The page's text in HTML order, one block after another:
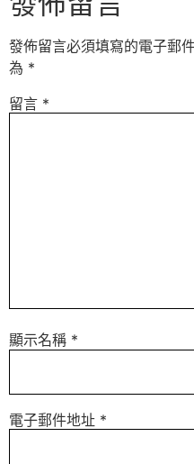
發佈留言必須填寫的電子郵
為 *
留言 *
顯示名稱 *
電子郵件地址 *